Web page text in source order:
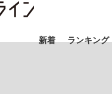
新着 ランキング